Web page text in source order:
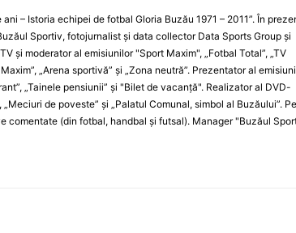
– Istoria echipei de fotbal Gloria Buzău 1971 – 2011”. În
Sportiv, fotojurnalist şi data collector Data Sports Group şi
şi moderator al emisiunilor "Sport Maxim", „Fotbal Total”, „TV
„Arena sportivă” şi „Zona neutră”. Prezentator al
„Tainele pensiunii” şi "Bilet de vacanţă". Realizator al DVD-
„Meciuri de poveste” şi „Palatul Comunal, simbol al Buzăului”.
comentate (din fotbal, handbal şi futsal). Manager "Buzăul